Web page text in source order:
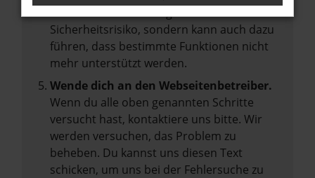
Veraltete Software birgt nicht nur ein
Sicherheitsrisiko, sondern kann auch dazu
führen, dass bestimmte Funktionen nicht
mehr unterstützt werden.
Wende dich an den Webseitenbetreiber.
Wenn du alle oben genannten Schritte
versucht hast, kontaktiere uns bitte. Wir
werden versuchen, das Problem zu
beheben. Du kannst uns diesen Text
schicken, um uns bei der Fehlersuche zu